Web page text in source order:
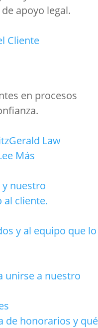
apoyo legal.
Cliente
en procesos
.
Law
Más
nuestro
al cliente.
y al equipo que lo
unirse a nuestro
de honorarios y qué